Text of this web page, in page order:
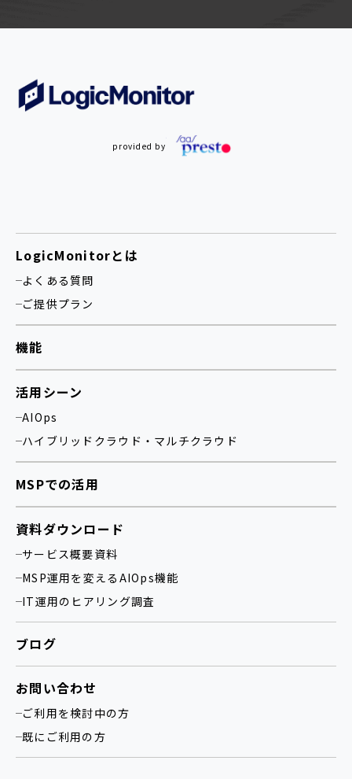
provided by
LogicMonitorとは
よくある質問
ご提供プラン
機能
活用シーン
AIOps
ハイブリッドクラウド・マルチクラウド
MSPでの活用
資料ダウンロード
サービス概要資料
MSP運用を変えるAIOps機能
IT運用のヒアリング調査
ブログ
お問い合わせ
ご利用を検討中の方
既にご利用の方